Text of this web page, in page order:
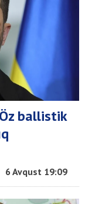
ballistik
6 Avqust 19:09